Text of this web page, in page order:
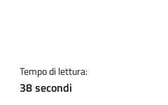
Tempo di lettura:
38 secondi